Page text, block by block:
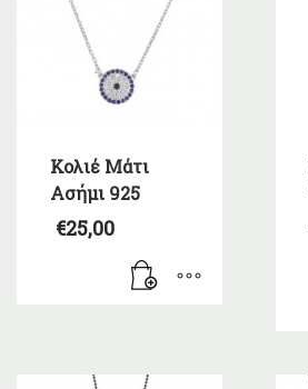
Κολιέ Μάτι
Ασήμι 925
€25,00